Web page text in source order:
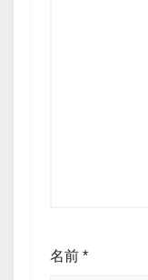
名前 *